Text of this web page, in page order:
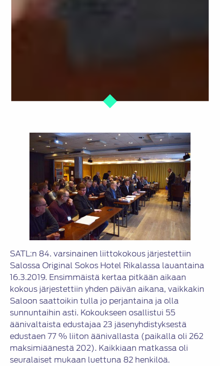
SATL:n 84. varsinainen liittokokous järjestettiin
Salossa Original Sokos Hotel Rikalassa lauantaina
16.3.2019. Ensimmäistä kertaa pitkään aikaan
kokous järjestettiin yhden päivän aikana, vaikkakin
Saloon saattoikin tulla jo perjantaina ja olla
sunnuntaihin asti. Kokoukseen osallistui 55
äänivaltaista edustajaa 23 jäsenyhdistyksestä
edustaen 77 % liiton äänivallasta (paikalla oli 262
maksimiäänestä 202). Kaikkiaan matkassa oli
seuralaiset mukaan luettuna 82 henkilöä.